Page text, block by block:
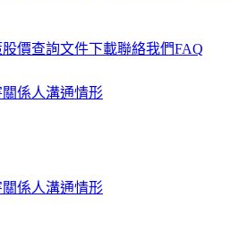
股價查詢文件下載聯絡我們FAQ
係人溝通情形
係人溝通情形